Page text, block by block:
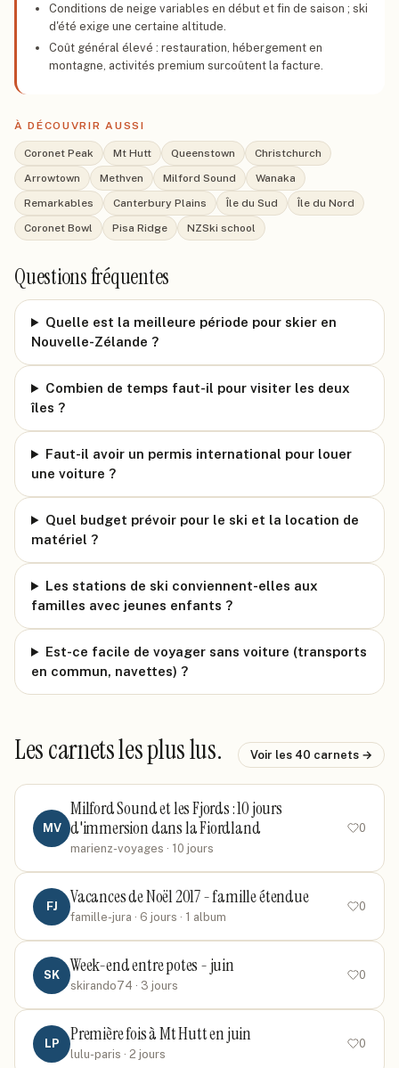
Conditions de neige variables en début et fin de saison ; ski
d'été exige une certaine altitude.
Coût général élevé : restauration, hébergement en
montagne, activités premium surcoûtent la facture.
À DÉCOUVRIR AUSSI
Coronet Peak Mt Hutt Queenstown
Christchurch
Arrowtown
Methven Milford Sound
Wanaka
Remarkables
Canterbury Plains Île du Sud
Île du Nord
Coronet Bowl
Pisa Ridge NZSki school
Questions fréquentes
Quelle est la meilleure période pour skier en
Nouvelle-Zélande ?
Combien de temps faut-il pour visiter les deux
îles ?
Faut-il avoir un permis international pour louer
une voiture ?
Quel budget prévoir pour le ski et la location de
matériel ?
Les stations de ski conviennent-elles aux
familles avec jeunes enfants ?
Est-ce facile de voyager sans voiture (transports
en commun, navettes) ?
Les carnets les plus lus. Voir les 40 carnets →
MV
Milford Sound et les Fjords : 10 jours
d'immersion dans la Fiordland
marienz-voyages · 10 jours
0
FJ Vacances de Noël 2017 - famille étendue
famille-jura · 6 jours · 1 album
0
SK Week-end entre potes - juin
skirando74 · 3 jours
0
LP Première fois à Mt Hutt en juin
lulu-paris · 2 jours
0